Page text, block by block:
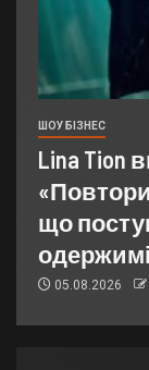
ШОУ БІЗНЕС
Lina Tion
що
05.08.2026